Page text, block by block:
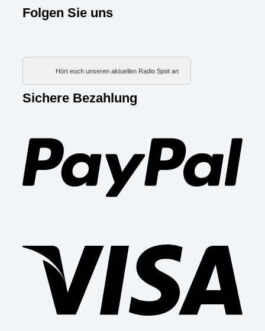
Folgen Sie uns
Hört euch unseren aktuellen Radio Spot an
Sichere Bezahlung